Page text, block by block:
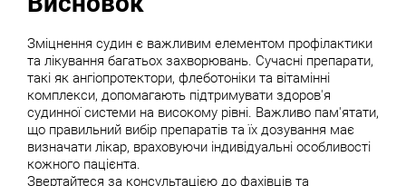
Зміцнення судин є важливим елементом профілактики
та лікування багатьох захворювань. Сучасні препарати,
такі як ангіопротектори, флеботоніки та вітамінні
комплекси, допомагають підтримувати здоров'я
судинної системи на високому рівні. Важливо пам'ятати,
що правильний вибір препаратів та їх дозування має
визначати лікар, враховуючи індивідуальні особливості
кожного пацієнта.
Звертайтеся за консультацією до фахівців та